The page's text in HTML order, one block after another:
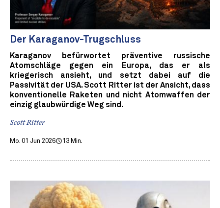
Der Karaganov-Trugschluss
Karaganov befürwortet präventive russische
Atomschläge gegen ein Europa, das er als
kriegerisch ansieht, und setzt dabei auf die
Passivität der USA. Scott Ritter ist der Ansicht, dass
konventionelle Raketen und nicht Atomwaffen der
einzig glaubwürdige Weg sind.
Scott Ritter
Mo. 01 Jun 2026 13 Min.